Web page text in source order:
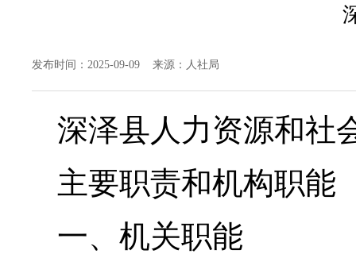
发布时间：2025-09-09 来源：人社局
深泽县人力资源和社
主要职责和机构职能
一、机关职能